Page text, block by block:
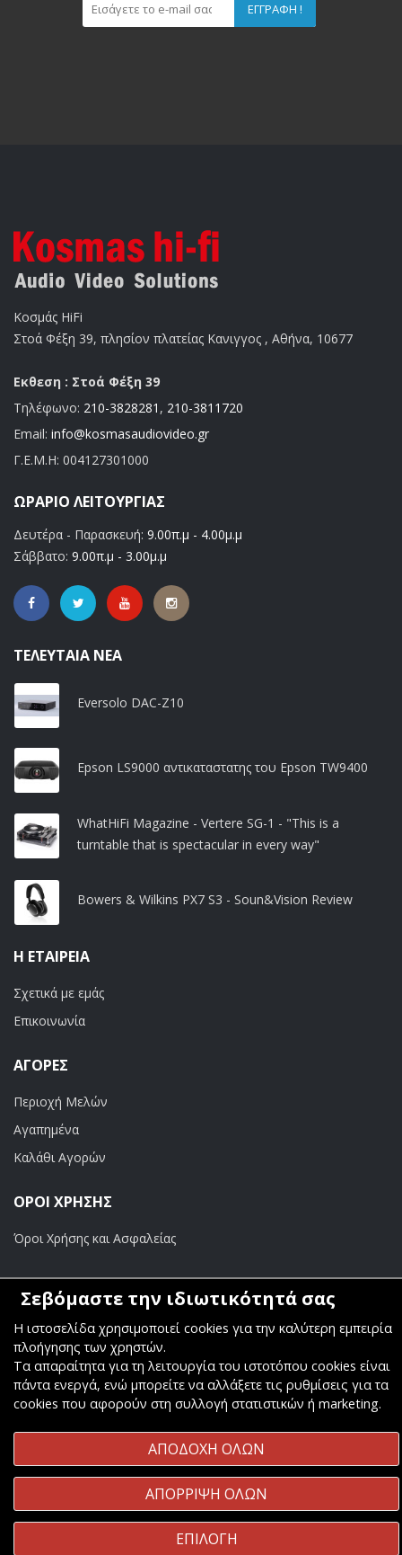
ΕΓΓΡΑΦΉ !
Κοσμάς HiFi
Στοά Φέξη 39, πλησίον πλατείας Κανιγγος , Αθήνα, 10677
Εκθεση : Στοά Φέξη 39
Τηλέφωνο: 210-3828281 , 210-3811720
Email: info@kosmasaudiovideo.gr
Γ.Ε.Μ.Η: 004127301000
ΩΡΆΡΙΟ ΛΕΙΤΟΥΡΓΊΑΣ
Δευτέρα - Παρασκευή: 9.00π.μ - 4.00μ.μ
Σάββατο: 9.00π.μ - 3.00μ.μ
ΤΕΛΕΥΤΑΊΑ ΝΈΑ
Eversolo DAC-Z10
Epson LS9000 αντικαταστατης του Epson TW9400
WhatHiFi Magazine - Vertere SG-1 - "This is a
turntable that is spectacular in every way"
Bowers & Wilkins PX7 S3 - Soun&Vision Review
Η ΕΤΑΙΡΕΊΑ
Σχετικά με εμάς
Επικοινωνία
ΑΓΟΡΈΣ
Περιοχή Μελών
Αγαπημένα
Καλάθι Αγορών
ΟΡΟΙ ΧΡΗΣΗΣ
Όροι Χρήσης και Ασφαλείας
ΠΛΗΡΩΜΕΣ
Τραπεζικοί Λογαριασμοί
Κατασκευή & Φιλοξενία
Σεβόμαστε την ιδιωτικότητά σας
Η ιστοσελίδα χρησιμοποιεί cookies για την καλύτερη εμπειρία
πλοήγησης των χρηστών.
Τα απαραίτητα για τη λειτουργία του ιστοτόπου cookies είναι
πάντα ενεργά, ενώ μπορείτε να αλλάξετε τις ρυθμίσεις για τα
cookies που αφορούν στη συλλογή στατιστικών ή marketing.
ΑΠΟΔΟΧΗ ΟΛΩΝ
ΑΠΟΡΡΙΨΗ ΟΛΩΝ
ΕΠΙΛΟΓΗ